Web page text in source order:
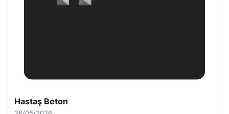
Hastaş Beton